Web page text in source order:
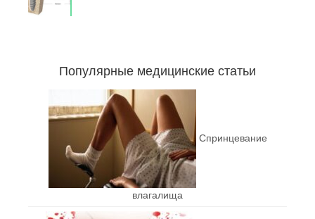
Популярные медицинские статьи
Спринцевание
влагалища